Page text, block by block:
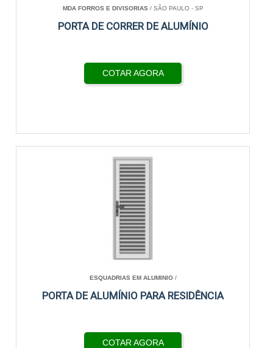
MDA FORROS E DIVISORIAS/ SÃO PAULO - SP
PORTA DE CORRER DE ALUMÍNIO
COTAR AGORA
ESQUADRIAS EM ALUMINIO/
PORTA DE ALUMÍNIO PARA RESIDÊNCIA
COTAR AGORA